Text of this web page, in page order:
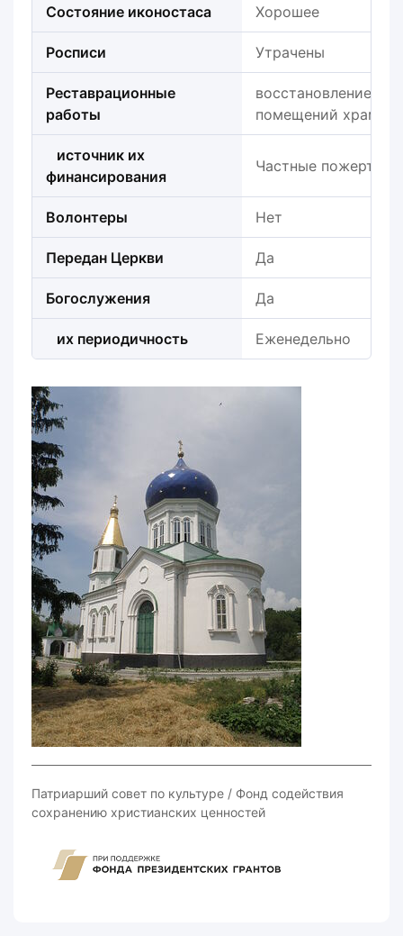
Состояние иконостаса Хорошее
Росписи Утрачены
Реставрационные
работы
восстановление
помещений
источник их
финансирования
Частные
Волонтеры Нет
Передан Церкви Да
Богослужения Да
их периодичность Еженедельно
Патриарший совет по культуре / Фонд содействия
сохранению христианских ценностей